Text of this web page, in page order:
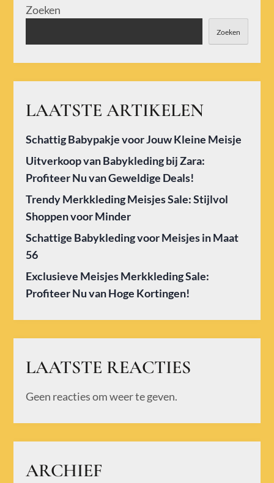
Zoeken
Zoeken
LAATSTE ARTIKELEN
Schattig Babypakje voor Jouw Kleine Meisje
Uitverkoop van Babykleding bij Zara:
Profiteer Nu van Geweldige Deals!
Trendy Merkkleding Meisjes Sale: Stijlvol
Shoppen voor Minder
Schattige Babykleding voor Meisjes in Maat
56
Exclusieve Meisjes Merkkleding Sale:
Profiteer Nu van Hoge Kortingen!
LAATSTE REACTIES
Geen reacties om weer te geven.
ARCHIEF